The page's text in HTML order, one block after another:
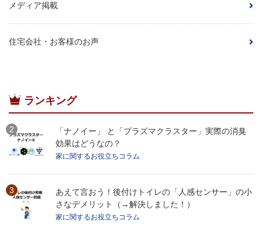
メディア掲載
住宅会社・お客様のお声
ランキング
「ナノイー」 と「プラズマクラスター」実際の消臭
効果はどうなの？
家に関するお役立ちコラム
あえて言おう！後付けトイレの「人感センサー」の小
さなデメリット（→解決しました！）
家に関するお役立ちコラム